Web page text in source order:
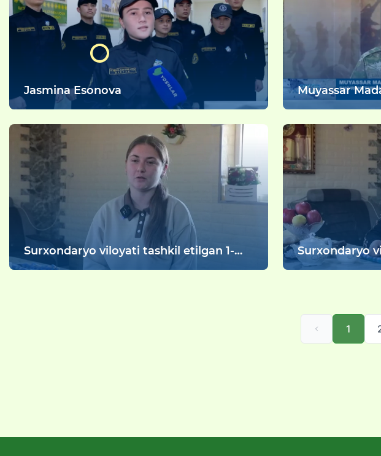
Jasmina Esonova Muyassar
Surxondaryo viloyati tashkil etilgan 1-
sonli “Oilaviy bolalar uyi” tarbiyalanuvchi
Surxondaryo
sonli “Oilaviy
1